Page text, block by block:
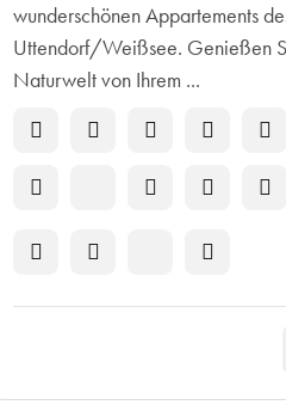
wunderschönen Appartements
Uttendorf/Weißsee. Genießen
Naturwelt von Ihrem ...